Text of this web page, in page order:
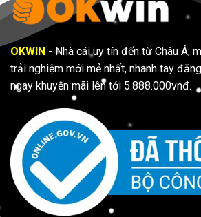
OKWIN - Nhà cái uy tín đến từ Châu Á,
trải nghiệm mới mẻ nhất, nhanh tay
ngay khuyến mãi lên tới 5.888.000vnđ.